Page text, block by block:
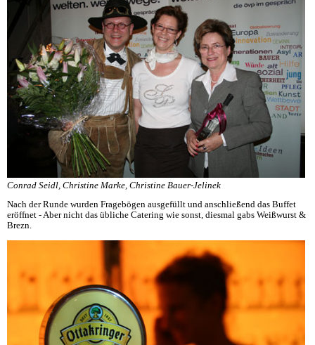
Conrad Seidl, Christine Marke, Christine Bauer-Jelinek
Nach der Runde wurden Fragebögen ausgefüllt und anschließend das Buffet
eröffnet - Aber nicht das übliche Catering wie sonst, diesmal gabs Weißwurst &
Brezn.